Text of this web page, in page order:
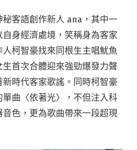
秘客語創作新人 ana，其中一
身經濟處境，笑稱身為客家
柯智豪找來同根生主唱魷魚
首次合體迎來強勁爆發力聲
時代客家歌謠。同時柯智豪
曲〈依著光〉，不但注入科
色，更為歌曲帶來一段超現